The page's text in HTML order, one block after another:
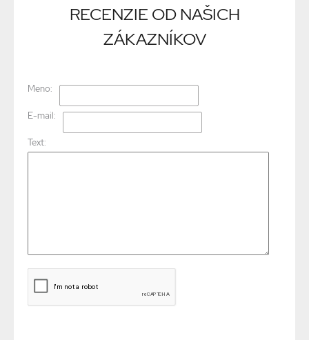
RECENZIE OD NAŠICH
ZÁKAZNÍKOV
Meno:
E-mail:
Text: